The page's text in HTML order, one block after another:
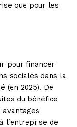
que pour les
pour financer
sociales dans la
(en 2025). De
du bénéfice
avantages
l’entreprise de